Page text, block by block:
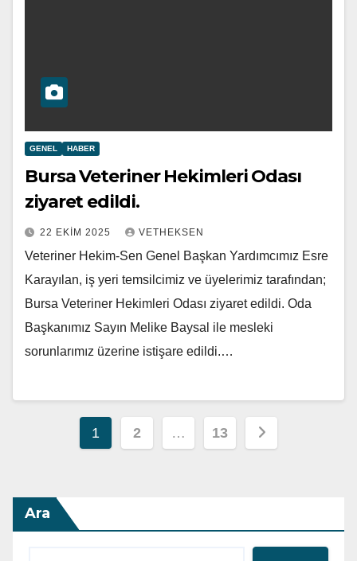
GENEL HABER
Bursa Veteriner Hekimleri Odası
ziyaret edildi.
22 EKIM 2025 VETHEKSEN
Veteriner Hekim-Sen Genel Başkan Yardımcımız Esre
Karayılan, iş yeri temsilcimiz ve üyelerimiz tarafından;
Bursa Veteriner Hekimleri Odası ziyaret edildi. Oda
Başkanımız Sayın Melike Baysal ile mesleki
sorunlarımız üzerine istişare edildi.…
Yazı
1 2 … 13
Ara